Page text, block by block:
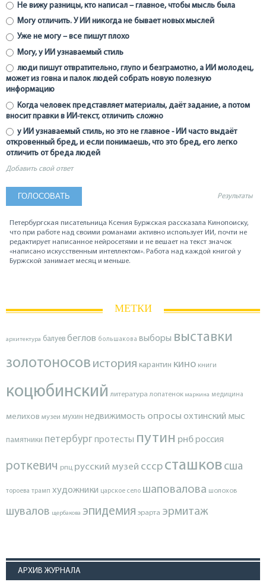
Не вижу разницы, кто написал – главное, чтобы мысль была
Могу отличить. У ИИ никогда не бывает новых мыслей
Уже не могу – все пишут плохо
Могу, у ИИ узнаваемый стиль
люди пишут отвратительно, глупо и безграмотно, а ИИ молодец,
может из говна и палок людей собрать новую полезную
информацию
Когда человек представляет материалы, даёт задание, а потом
вносит правки в ИИ-текст, отличить сложно
у ИИ узнаваемый стиль, но это не главное - ИИ часто выдаёт
откровенный бред, и если понимаешь, что это бред, его легко
отличить от бреда людей
Добавить свой ответ
Результаты
Петербургская писательница Ксения Буржская рассказала Кинопоиску,
что при работе над своими романами активно использует ИИ, почти не
редактирует написанное нейросетями и не вешает на текст значок
«написано искусственным интеллектом». Работа над каждой книгой у
Буржской занимает месяц и меньше.
МЕТКИ
архитектура балуев беглов большакова выборы выставки
золотоносов история карантин кино книги
коцюбинский литература лопатенок маркина медицина
мелихов музеи мухин недвижимость опросы охтинский мыс
памятники петербургпротесты путин рнброссия
роткевич рпц русский музей ссср сташков сша
тороева трамп художники царское село шаповалова шолохов
шувалов щербакова эпидемия эрарта эрмитаж
АРХИВ ЖУРНАЛА